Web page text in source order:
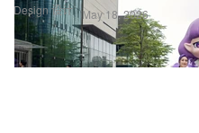
Design 设计 May 18, 2026